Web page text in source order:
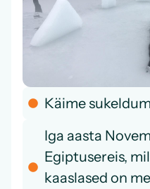
Käime
Iga aasta
Egiptusereis,
kaaslased on